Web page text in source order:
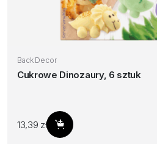
Back Decor
Cukrowe Dinozaury, 6 sztuk
13,39 zł Dodaj do koszyka